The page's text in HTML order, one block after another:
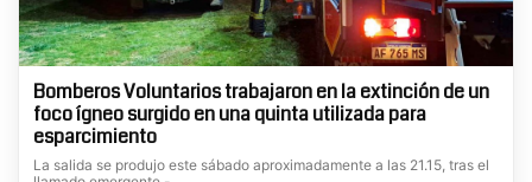
Bomberos Voluntarios trabajaron en la extinción de un
foco ígneo surgido en una quinta utilizada para
esparcimiento
La salida se produjo este sábado aproximadamente a las 21.15, tras el